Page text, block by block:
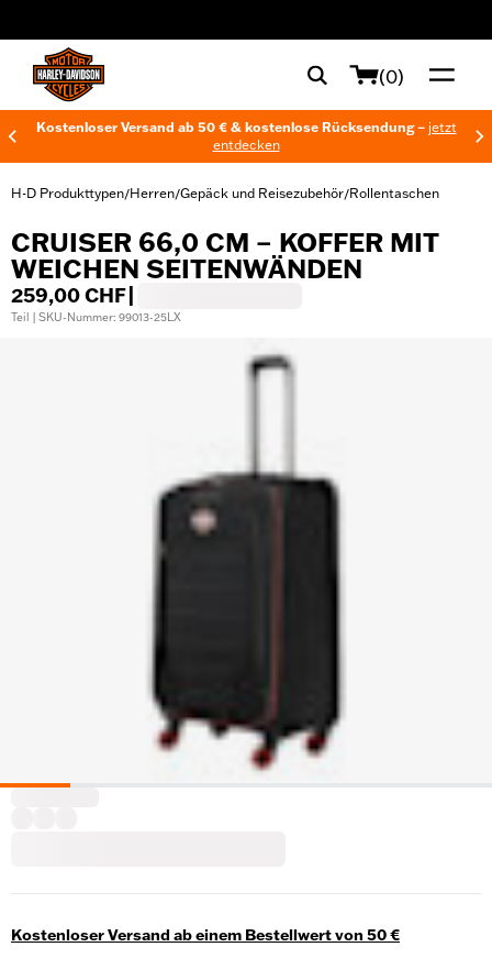
(0)
Kostenloser Versand ab 50 € & kostenlose Rücksendung – jetzt
entdecken
H-D Produkttypen/Herren/Gepäck und Reisezubehör/Rollentaschen
CRUISER 66,0 CM – KOFFER MIT
WEICHEN SEITENWÄNDEN
259,00 CHF
Teil | SKU-Nummer: 99013-25LX
Kostenloser Versand ab einem Bestellwert von 50 €